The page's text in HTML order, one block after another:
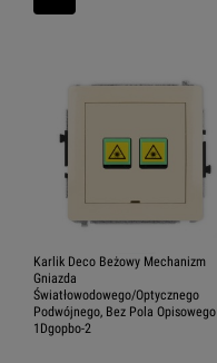
Karlik Deco Beżowy Mechanizm
Gniazda
Światłowodowego/Optycznego
Podwójnego, Bez Pola Opisowego
1Dgopbo-2